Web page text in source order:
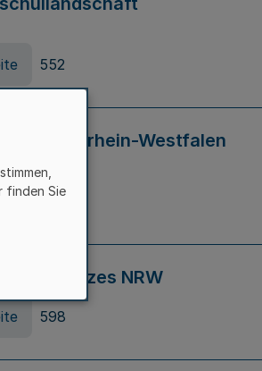
552
in Nordrhein-Westfalen
NRW)
595
Gesetzes NRW
598
finden Sie